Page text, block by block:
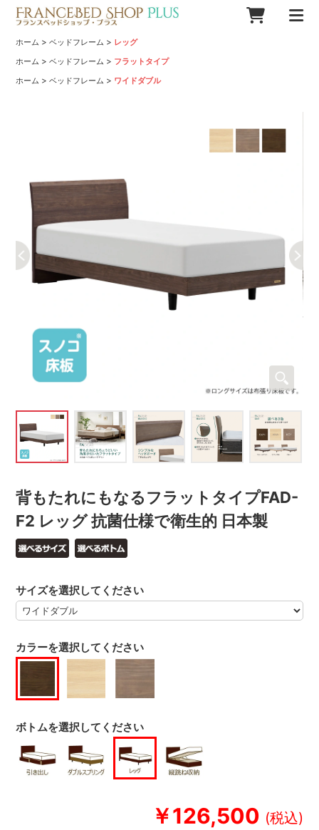
ホーム >ベッドフレーム > レッグ
ホーム >ベッドフレーム > フラットタイプ
ホーム >ベッドフレーム > ワイドダブル
背もたれにもなるフラットタイプFAD-
F2 レッグ 抗菌仕様で衛生的 日本製
￥126,500
カラーを選択してください
サイズを選択してください
ボトムを選択してください